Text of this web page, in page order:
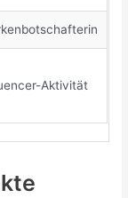
Aktivität